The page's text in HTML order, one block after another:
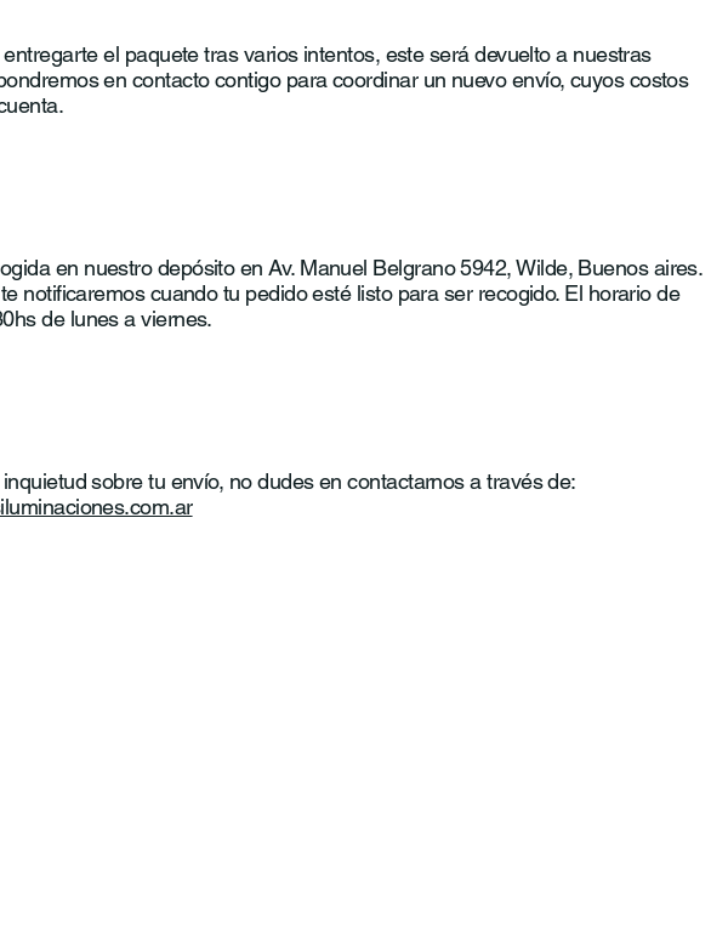
el paquete tras varios intentos, este será devuelto a nuestras
en contacto contigo para coordinar un nuevo envío, cuyos costos
en nuestro depósito en Av. Manuel Belgrano 5942, Wilde, Buenos aires.
notificaremos cuando tu pedido esté listo para ser recogido. El horario de
de lunes a viernes.
sobre tu envío, no dudes en contactarnos a través de: